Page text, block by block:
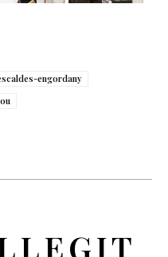
engordany